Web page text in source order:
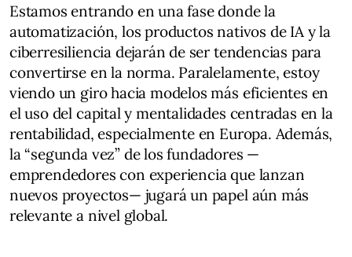
Estamos entrando en una fase donde la
automatización, los productos nativos de IA y la
ciberresiliencia dejarán de ser tendencias para
convertirse en la norma. Paralelamente, estoy
viendo un giro hacia modelos más eficientes en
el uso del capital y mentalidades centradas en la
rentabilidad, especialmente en Europa. Además,
la “segunda vez” de los fundadores —
emprendedores con experiencia que lanzan
nuevos proyectos— jugará un papel aún más
relevante a nivel global.